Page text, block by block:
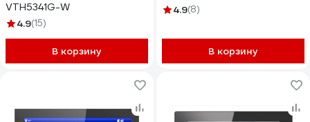
VTH5341G-W
4.9(15)
В корзину
4.9(8)
В корзину